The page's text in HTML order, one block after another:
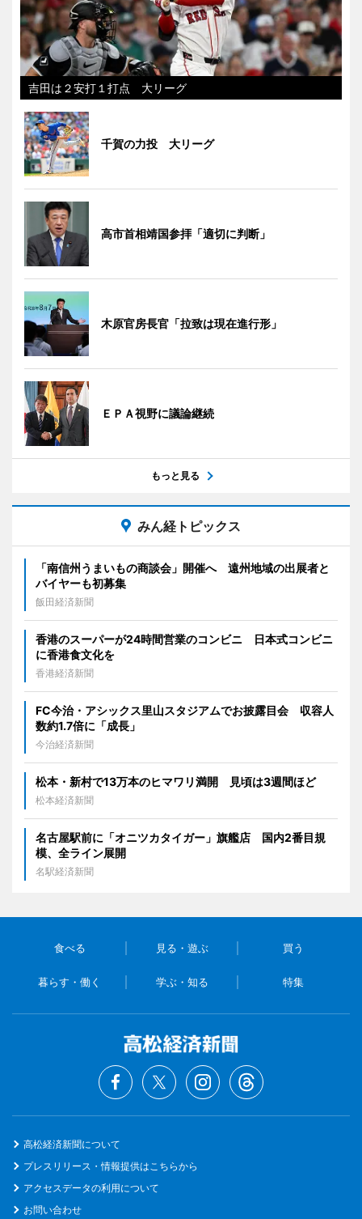
吉田は２安打１打点 大リーグ
千賀の力投 大リーグ
高市首相靖国参拝「適切に判断」
木原官房長官「拉致は現在進行形」
ＥＰＡ視野に議論継続
もっと見る
みん経トピックス
「南信州うまいもの商談会」開催へ 遠州地域の出展者と
バイヤーも初募集
飯田経済新聞
香港のスーパーが24時間営業のコンビニ 日本式コンビニ
に香港食文化を
香港経済新聞
FC今治・アシックス里山スタジアムでお披露目会 収容人
数約1.7倍に「成長」
今治経済新聞
松本・新村で13万本のヒマワリ満開 見頃は3週間ほど
松本経済新聞
名古屋駅前に「オニツカタイガー」旗艦店 国内2番目規
模、全ライン展開
名駅経済新聞
食べる 見る・遊ぶ 買う
暮らす・働く 学ぶ・知る 特集
高松経済新聞について
プレスリリース・情報提供はこちらから
アクセスデータの利用について
お問い合わせ